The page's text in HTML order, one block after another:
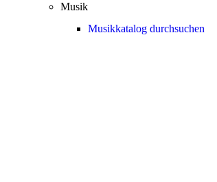
Musik
Musikkatalog durchsuchen